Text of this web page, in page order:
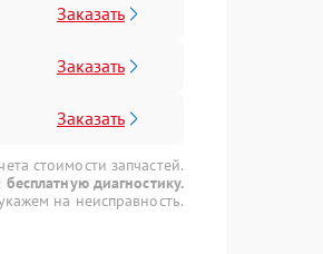
Заказать
Заказать
Заказать
стоимости запчастей.
диагностику.
на неисправность.